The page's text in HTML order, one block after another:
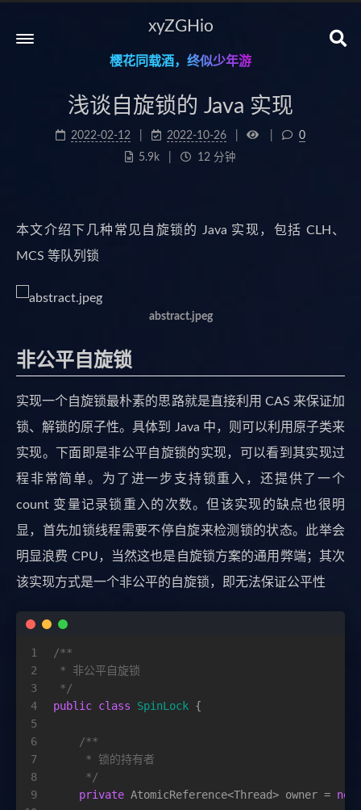
xyZGHio
樱花同载酒，终似少年游
浅谈自旋锁的 Java 实现
2022-02-12 2022-10-26
0
5.9k
12 分钟
本文介绍下几种常见自旋锁的 Java 实现，包括 CLH、
MCS 等队列锁
abstract.jpeg
非公平自旋锁
实现一个自旋锁最朴素的思路就是直接利用 CAS 来保证加
锁、解锁的原子性。具体到 Java 中，则可以利用原子类来
实现。下面即是非公平自旋锁的实现，可以看到其实现过
程非常简单。为了进一步支持锁重入，还提供了一个
count 变量记录锁重入的次数。但该实现的缺点也很明
显，首先加锁线程需要不停自旋来检测锁的状态。此举会
明显浪费 CPU，当然这也是自旋锁方案的通用弊端；其次
该实现方式是一个非公平的自旋锁，即无法保证公平性
1
2
3
4
5
6
7
8
9
/**
* 非公平自旋锁
*/
public class SpinLock {
/**
     * 锁的持有者
     */
private AtomicReference<Thread> owner = new